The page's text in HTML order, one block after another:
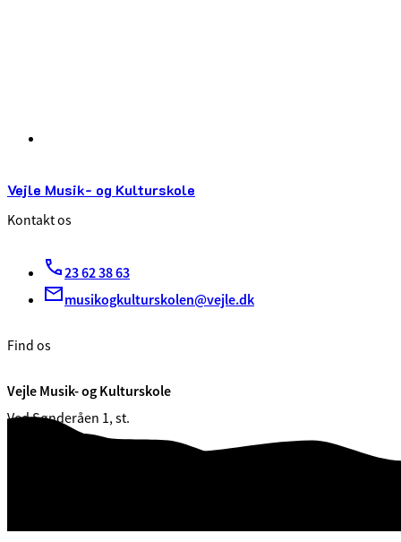
Vejle Musik- og Kulturskole
Kontakt os
23 62 38 63
musikogkulturskolen@vejle.dk
Find os
Vejle Musik- og Kulturskole
Ved Sønderåen 1, st.